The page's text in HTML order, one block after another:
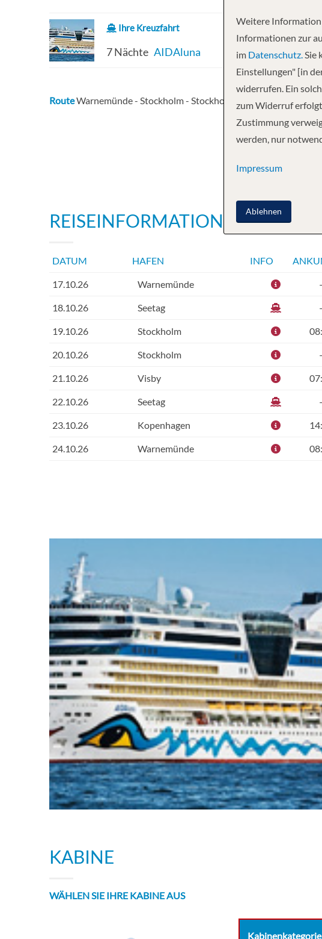
Ihre Kreuzfahrt
7 Nächte AIDAluna
RouteWarnemünde - Stockholm - Stockholm - Visby -
REISEINFORMATIONEN
DATUM HAFEN INFO
17.10.26 Warnemünde
18.10.26 Seetag
19.10.26 Stockholm
20.10.26 Stockholm
21.10.26 Visby
22.10.26 Seetag
23.10.26 Kopenhagen
24.10.26 Warnemünde
KABINE
WÄHLEN SIE IHRE KABINE AUS
Kabinenkategorie
Weitere Information
Informationen zur
im Datenschutz.Sie
Einstellungen" [in
widerrufen. Ein
zum Widerruf
Zustimmung
werden, nur
Impressum
Ablehnen